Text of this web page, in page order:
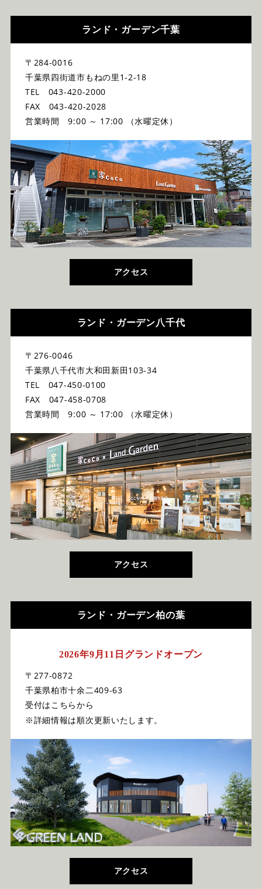
ランド・ガーデン千葉
〒284-0016
千葉県四街道市もねの里1-2-18
TEL 043-420-2000
FAX 043-420-2028
営業時間 9:00 ～ 17:00 （水曜定休）
アクセス
ランド・ガーデン八千代
〒276-0046
千葉県八千代市大和田新田103-34
TEL 047-450-0100
FAX 047-458-0708
営業時間 9:00 ～ 17:00 （水曜定休）
アクセス
ランド・ガーデン柏の葉
2026年9月11日グランドオープン
〒277-0872
千葉県柏市十余二409-63
受付はこちらから
※詳細情報は順次更新いたします。
アクセス